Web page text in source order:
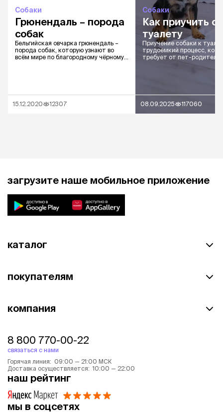
Собаки
Грюнендаль – порода
собак
Бельгийская овчарка грюнендаль –
порода собак, которую узнают во
всём мире по благородному чёрному
15.12.2020 12307
Собаки
Как приучить
туалету
Приучение собаки к
трудоемкий процесс,
требует от пет-родителя
08.09.2025 117060
загрузите наше мобильное приложение
каталог
покупателям
компания
8 800 770-00-22
связаться с нами
Горячая линия: 09:00 — 21:00 МСК
Доставка осуществляется: 10:00 — 22:00
наш рейтинг
мы в соцсетях